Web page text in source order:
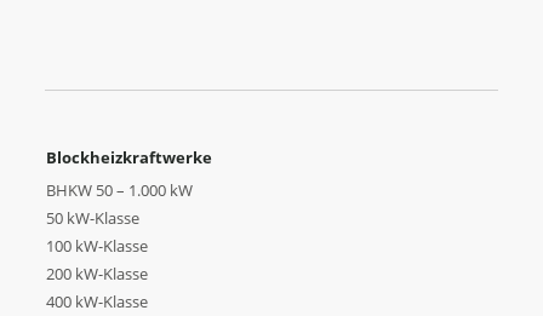
Blockheizkraftwerke
BHKW 50 – 1.000 kW
50 kW-Klasse
100 kW-Klasse
200 kW-Klasse
400 kW-Klasse